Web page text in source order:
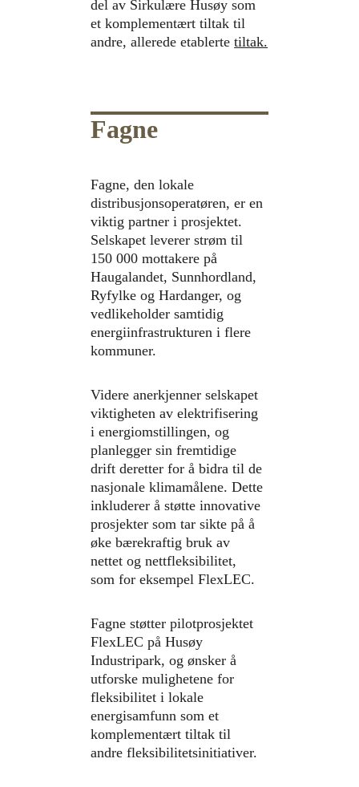
del av Sirkulære Husøy som
et komplementært tiltak til
andre, allerede etablerte tiltak.
Fagne
Fagne, den lokale
distribusjonsoperatøren, er en
viktig partner i prosjektet.
Selskapet leverer strøm til
150 000 mottakere på
Haugalandet, Sunnhordland,
Ryfylke og Hardanger, og
vedlikeholder samtidig
energiinfrastrukturen i flere
kommuner.
Videre anerkjenner selskapet
viktigheten av elektrifisering
i energiomstillingen, og
planlegger sin fremtidige
drift deretter for å bidra til de
nasjonale klimamålene. Dette
inkluderer å støtte innovative
prosjekter som tar sikte på å
øke bærekraftig bruk av
nettet og nettfleksibilitet,
som for eksempel FlexLEC.
Fagne støtter pilotprosjektet
FlexLEC på Husøy
Industripark, og ønsker å
utforske mulighetene for
fleksibilitet i lokale
energisamfunn som et
komplementært tiltak til
andre fleksibilitetsinitiativer.